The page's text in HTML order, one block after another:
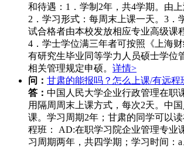
和待遇：1．学制2年，共4学期。由上
2．学习形式：每周末上课一天。3．
试合格者由本校发放相应专业高级课
4．学士学位满三年者可按照《上海
有研究生毕业同等学力人员硕士学位
相关管理规定申硕。 详情>
问： 甘肃的能报吗？怎么上课/有远程
答： 中国人民大学企业行政管理在职
用隔周周末上课方式，每次2天。中
课。学习周期2年；甘肃的同学可以
程班： AD:在职学习院企业管理专业
习周期两年，共四学期；学习时间：